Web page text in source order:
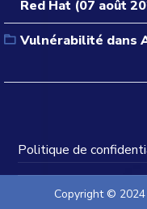
Red Hat (07 août
Vulnérabilité dans
Politique de
Copyright ©